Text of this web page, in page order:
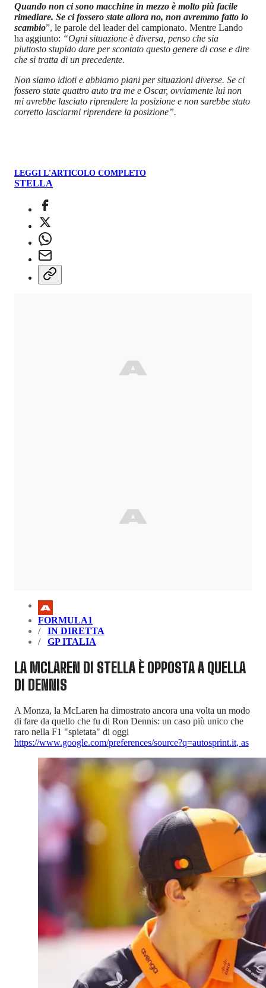
Quando non ci sono macchine in mezzo è molto più facile
rimediare. Se ci fossero state allora no, non avremmo fatto lo
scambio”, le parole del leader del campionato. Mentre Lando
ha aggiunto: “Ogni situazione è diversa, penso che sia
piuttosto stupido dare per scontato questo genere di cose e dire
che si tratta di un precedente.
Non siamo idioti e abbiamo piani per situazioni diverse. Se ci
fossero state quattro auto tra me e Oscar, ovviamente lui non
mi avrebbe lasciato riprendere la posizione e non sarebbe stato
corretto lasciarmi riprendere la posizione”.
LEGGI L'ARTICOLO COMPLETO
STELLA
FORMULA1
IN DIRETTA
GP ITALIA
LA MCLAREN DI STELLA È OPPOSTA A QUELLA
DI DENNIS
A Monza, la McLaren ha dimostrato ancora una volta un modo
di fare da quello che fu di Ron Dennis: un caso più unico che
raro nella F1 "spietata" di oggi
https://www.google.com/preferences/source?q=autosprint.it, as